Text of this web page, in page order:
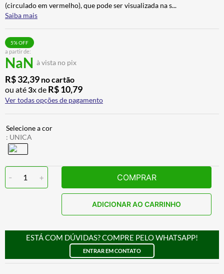
(circulado em vermelho), que pode ser visualizada na s...
Saiba mais
a partir de:
NaN à vista no pix
5% OFF
R$32,39 no cartão
ou até3x de R$10,79
Ver todas opções de pagamento
: UNICA
- 1 + COMPRAR
ADICIONAR AO CARRINHO
ESTÁ COM DÚVIDAS? COMPRE PELO WHATSAPP!
ENTRAR EM CONTATO
9º AIROH